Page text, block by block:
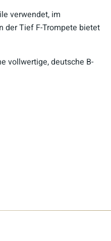
verwendet, im
der Tief F-Trompete bietet
vollwertige, deutsche B-